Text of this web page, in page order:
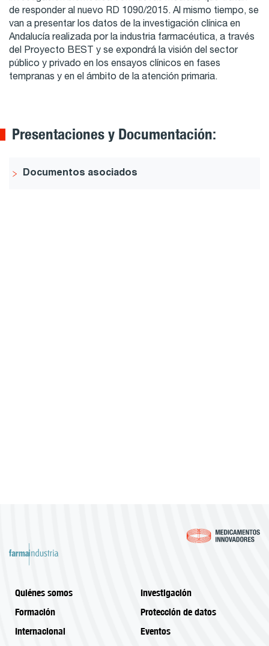
de responder al nuevo RD 1090/2015. Al mismo tiempo, se
van a presentar los datos de la investigación clínica en
Andalucía realizada por la industria farmacéutica, a través
del Proyecto BEST y se expondrá la visión del sector
público y privado en los ensayos clínicos en fases
tempranas y en el ámbito de la atención primaria.
Presentaciones y Documentación:
Documentos asociados
Quiénes somos
Investigación
Formación
Protección de datos
Internacional
Eventos